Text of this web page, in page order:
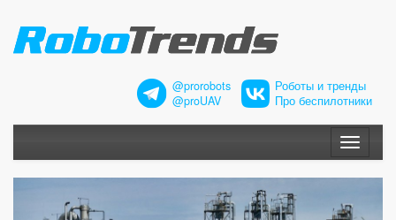
@prorobots
@proUAV
Роботы и тренды
Про беспилотники
Меню